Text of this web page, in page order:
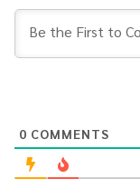
0 COMMENTS